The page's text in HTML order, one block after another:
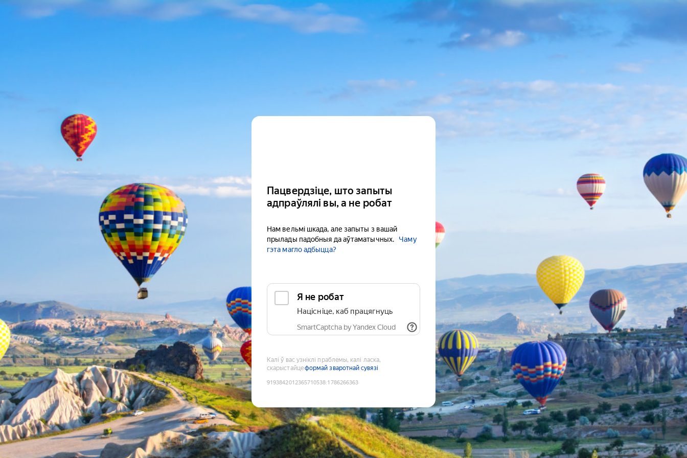
Пацвердзіце, што запыты
адпраўлялі вы, а не робат
Нам вельмі шкада, але запыты з вашай
прылады падобныя да аўтаматычных.
Чаму
гэта магло адбыцца?
Я не робат
Націсніце, каб працягнуць
SmartCaptcha by Yandex Cloud
Калі ў вас узніклі праблемы, калі ласка,
скарыстайцеформай зваротнай сувязі
9193842012365710538:1786266363